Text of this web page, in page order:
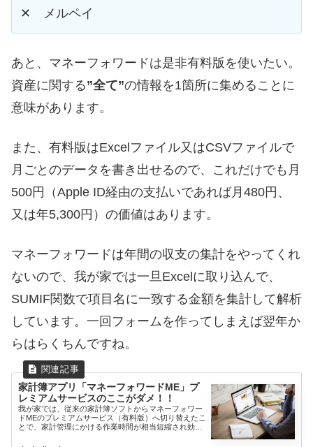
✕ メルペイ
あと、マネーフォワードは是非有料版を使いたい。
資産に関する”全て”の情報を1箇所に集めることに
意味があります。
また、有料版はExcelファイル又はCSVファイルで
月ごとのデータを書き出せるので、これだけでも月
500円（Apple ID経由の支払いであれば月480円、
又は年5,300円）の価値はあります。
マネーフォワードは年間の収支の集計をやってくれ
ないので、我が家では一旦Excelに取り込んで、
SUMIF関数で項目名に一致する金額を集計して解析
しています。一回フォームを作ってしまえば翌年か
らはらくちんですね。
家計簿アプリ「マネーフォワードME」プ
レミアムサービスのここがダメ！！
我が家では、従来の家計簿ソフトからマネーフォワー
ドMEのプレミアムサービス（有料版）へ切り替えたこ
とで、家計管理にかける作業時間が相当短縮され効率